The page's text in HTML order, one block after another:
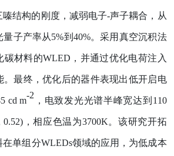
嗪结构的刚度，减弱电子-声子耦合，从
量子产率从5%到 40%。采用真空沉积法
碳材料的WLED ，并通过优化电荷注入
。最终，优化后的器件表现出低开启电
cd m
-2
， 电致发光光谱半峰宽达到 110
0.52) ，相应色温为3700K。该研究开拓
在单组分WLEDs领域的应用，为低成本